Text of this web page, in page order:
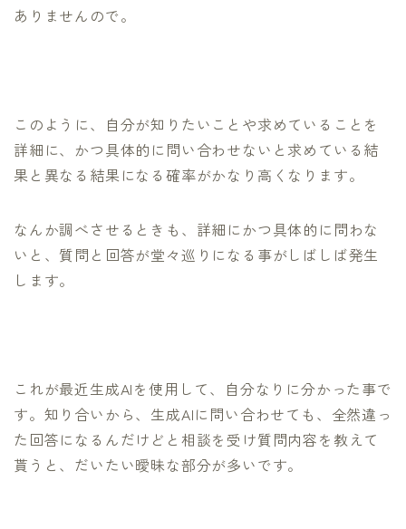
ありませんので。
このように、自分が知りたいことや求めていることを
詳細に、かつ具体的に問い合わせないと求めている結
果と異なる結果になる確率がかなり高くなります。
なんか調べさせるときも、詳細にかつ具体的に問わな
いと、質問と回答が堂々巡りになる事がしばしば発生
します。
これが最近生成AIを使用して、自分なりに分かった事で
す。知り合いから、生成AIに問い合わせても、全然違っ
た回答になるんだけどと相談を受け質問内容を教えて
貰うと、だいたい曖昧な部分が多いです。